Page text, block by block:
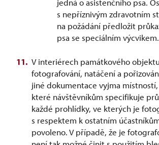
jedná o asistenčního psa.
s nepříznivým zdravotním
na požádání předložit
psa se speciálním výcvikem.
V interiérech památkového
fotografování, natáčení a
jiné dokumentace vyjma místností,
které návštěvníkům specifikuje
každé prohlídky, ve kterých je
s respektem k ostatním
povoleno. V případě, že je